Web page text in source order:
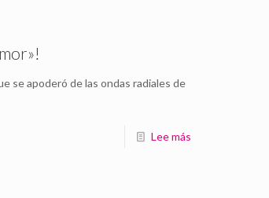
se apoderó de las ondas radiales de
Lee más